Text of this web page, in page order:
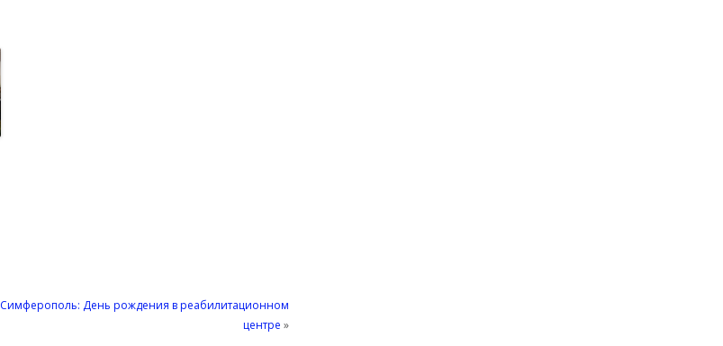
Симферополь: День рождения в реабилитационном
центре »